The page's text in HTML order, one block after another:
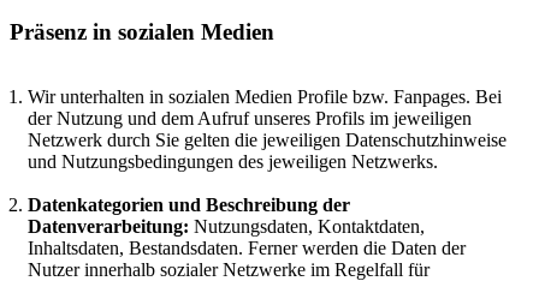
Präsenz in sozialen Medien
Wir unterhalten in sozialen Medien Profile bzw. Fanpages. Bei
der Nutzung und dem Aufruf unseres Profils im jeweiligen
Netzwerk durch Sie gelten die jeweiligen Datenschutzhinweise
und Nutzungsbedingungen des jeweiligen Netzwerks.
Datenkategorien und Beschreibung der
Datenverarbeitung: Nutzungsdaten, Kontaktdaten,
Inhaltsdaten, Bestandsdaten. Ferner werden die Daten der
Nutzer innerhalb sozialer Netzwerke im Regelfall für